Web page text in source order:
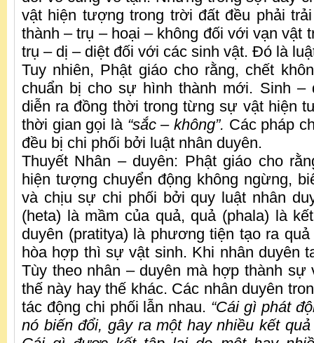
vật hiện tượng trong trời đất đều phải
thành – trụ – hoại – không đối với vạn vật
trụ – dị – diệt đối với các sinh vật. Đó là
Tuy nhiên, Phật giáo cho rằng, chết
chuẩn bị cho sự hình thành mới. Sinh –
diễn ra đồng thời trong từng sự vật hiện
thời gian gọi là “sắc – không”. Các pháp
đều bị chi phối bởi luật nhân duyên.
Thuyết Nhân – duyên: Phật giáo cho
hiện tượng chuyển động không ngừng,
và chịu sự chi phối bởi quy luật nhân
(heta) là mầm của quả, quả (phala) là
duyên (pratitya) là phương tiện tạo ra
hòa hợp thì sự vật sinh. Khi nhân duyên
Tùy theo nhân – duyên mà hợp thành
thế này hay thế khác. Các nhân duyên
tác động chi phối lẫn nhau. “Cái gì phát
nó biến đổi, gây ra một hay nhiều kết